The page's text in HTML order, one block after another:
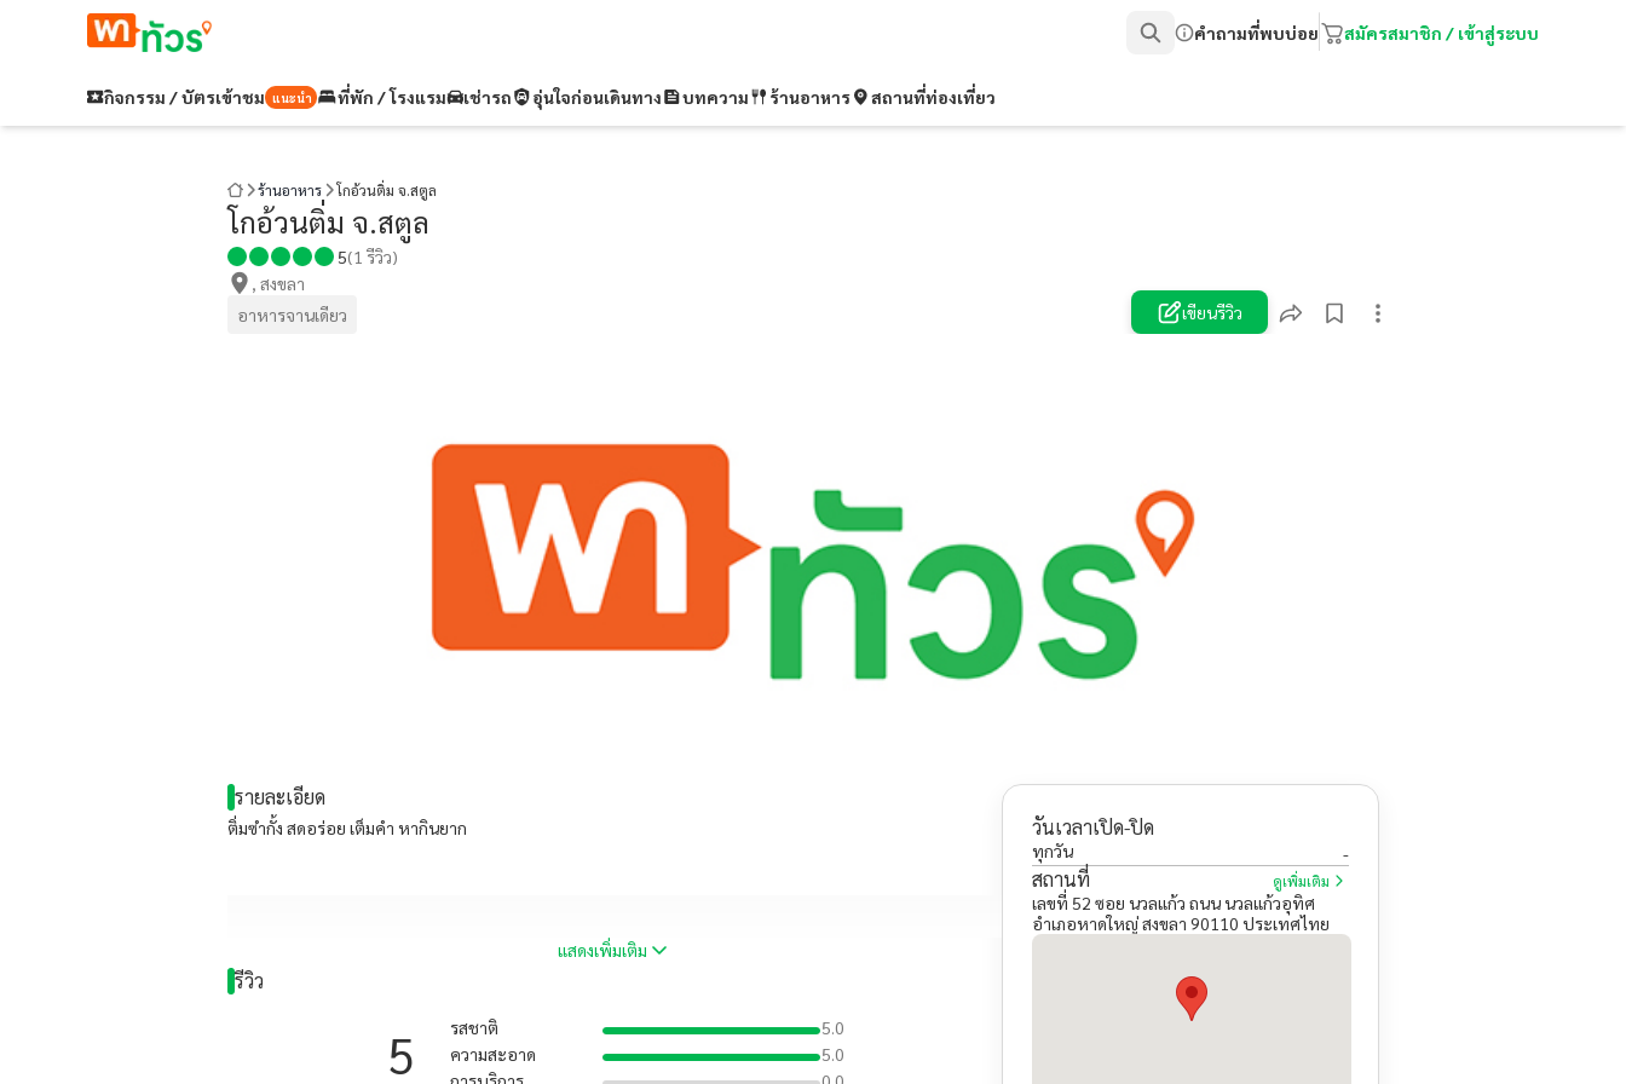
คำถามที่พบบ่อย สมัครสมาชิก / เข้าสู่ระบบ
กิจกรรม / บัตรเข้าชม แนะนำ ที่พัก / โรงแรม เช่ารถ อุ่นใจก่อนเดินทาง บทความ ร้านอาหาร สถานที่ท่องเที่ยว
ร้านอาหาร โกอ้วนติ่ม จ.สตูล
โกอ้วนติ่ม จ.สตูล
5(1 รีวิว)
, สงขลา
อาหารจานเดียว
เขียนรีวิว
รายละเอียด
ติ่มซำกั้ง สดอร่อย เต็มคำ หากินยาก
แสดงเพิ่มเติม
รีวิว
5 รสชาติ
5.0
ความสะอาด
5.0
วันเวลาเปิด-ปิด
ทุกวัน -
สถานที่ ดูเพิ่มเติม
เลขที่ 52 ซอย นวลแก้ว ถนน นวลแก้วอุทิศ
อำเภอหาดใหญ่ สงขลา 90110 ประเทศไทย